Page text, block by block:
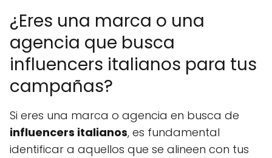
¿Eres una marca o una
agencia que busca
influencers italianos para tus
campañas?
Si eres una marca o agencia en busca de
influencers italianos, es fundamental
identificar a aquellos que se alineen con tus